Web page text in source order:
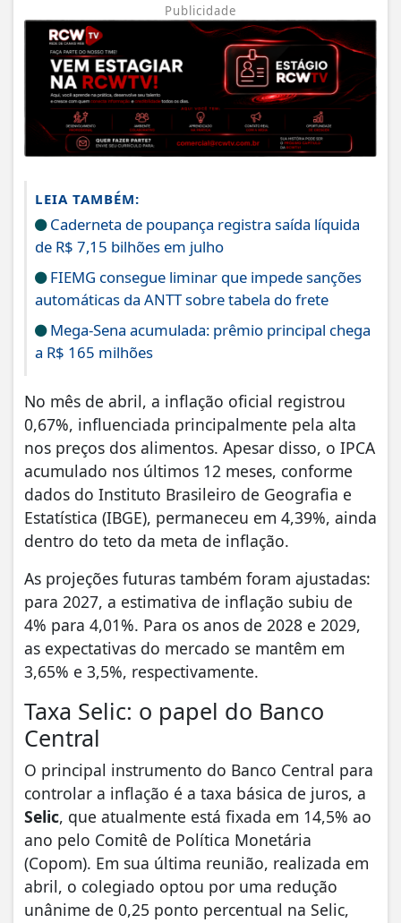
Publicidade
LEIA TAMBÉM:
Caderneta de poupança registra saída líquida
de R$ 7,15 bilhões em julho
FIEMG consegue liminar que impede sanções
automáticas da ANTT sobre tabela do frete
Mega-Sena acumulada: prêmio principal chega
a R$ 165 milhões
No mês de abril, a inflação oficial registrou
0,67%, influenciada principalmente pela alta
nos preços dos alimentos. Apesar disso, o IPCA
acumulado nos últimos 12 meses, conforme
dados do Instituto Brasileiro de Geografia e
Estatística (IBGE), permaneceu em 4,39%, ainda
dentro do teto da meta de inflação.
As projeções futuras também foram ajustadas:
para 2027, a estimativa de inflação subiu de
4% para 4,01%. Para os anos de 2028 e 2029,
as expectativas do mercado se mantêm em
3,65% e 3,5%, respectivamente.
Taxa Selic: o papel do Banco
Central
O principal instrumento do Banco Central para
controlar a inflação é a taxa básica de juros, a
Selic, que atualmente está fixada em 14,5% ao
ano pelo Comitê de Política Monetária
(Copom). Em sua última reunião, realizada em
abril, o colegiado optou por uma redução
unânime de 0,25 ponto percentual na Selic,